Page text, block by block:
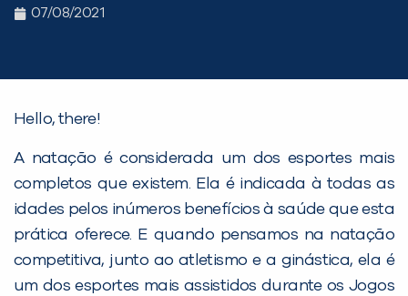
07/08/2021
Hello, there!
A natação é considerada um dos esportes mais
completos que existem. Ela é indicada à todas as
idades pelos inúmeros benefícios à saúde que esta
prática oferece. E quando pensamos na natação
competitiva, junto ao atletismo e a ginástica, ela é
um dos esportes mais assistidos durante os Jogos